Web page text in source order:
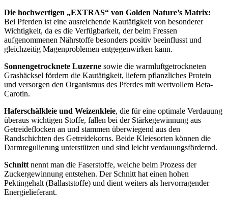
Die hochwertigen „EXTRAS“ von Golden Nature’s Matrix:
Bei Pferden ist eine ausreichende Kautätigkeit von besonderer
Wichtigkeit, da es die Verfügbarkeit, der beim Fressen
aufgenommenen Nährstoffe besonders positiv beeinflusst und
gleichzeitig Magenproblemen entgegenwirken kann.
Sonnengetrocknete Luzerne sowie die warmluftgetrockneten
Grashäcksel fördern die Kautätigkeit, liefern pflanzliches Protein
und versorgen den Organismus des Pferdes mit wertvollem Beta-
Carotin.
Haferschälkleie und Weizenkleie, die für eine optimale Verdauung
überaus wichtigen Stoffe, fallen bei der Stärkegewinnung aus
Getreideflocken an und stammen überwiegend aus den
Randschichten des Getreidekorns. Beide Kleiesorten können die
Darmregulierung unterstützen und sind leicht verdauungsfördernd.
Schnitt nennt man die Faserstoffe, welche beim Prozess der
Zuckergewinnung entstehen. Der Schnitt hat einen hohen
Pektingehalt (Ballaststoffe) und dient weiters als hervorragender
Energielieferant.